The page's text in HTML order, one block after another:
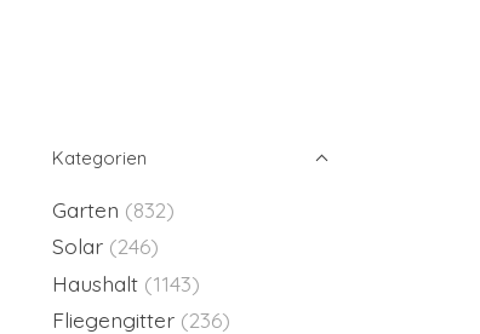
Kategorien
Garten (832)
Solar (246)
Haushalt (1143)
Fliegengitter (236)